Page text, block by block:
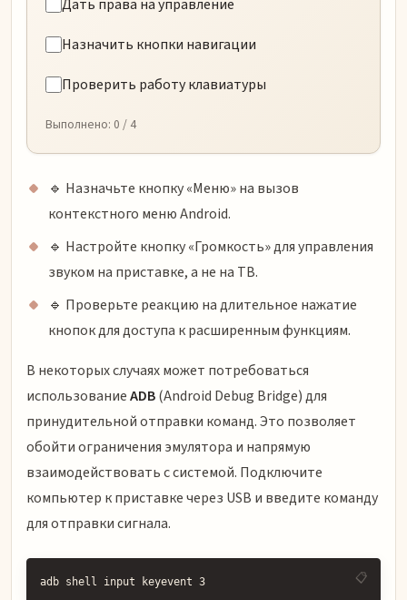
Дать права на управление
Назначить кнопки навигации
Проверить работу клавиатуры
Выполнено: 0 / 4
🔹 Назначьте кнопку «Меню» на вызов
контекстного меню Android.
🔹 Настройте кнопку «Громкость» для управления
звуком на приставке, а не на ТВ.
🔹 Проверьте реакцию на длительное нажатие
кнопок для доступа к расширенным функциям.
В некоторых случаях может потребоваться
использованиеADB(Android Debug Bridge) для
принудительной отправки команд. Это позволяет
обойти ограничения эмулятора и напрямую
взаимодействовать с системой. Подключите
компьютер к приставке через USB и введите команду
для отправки сигнала.
adb shell input keyevent 3